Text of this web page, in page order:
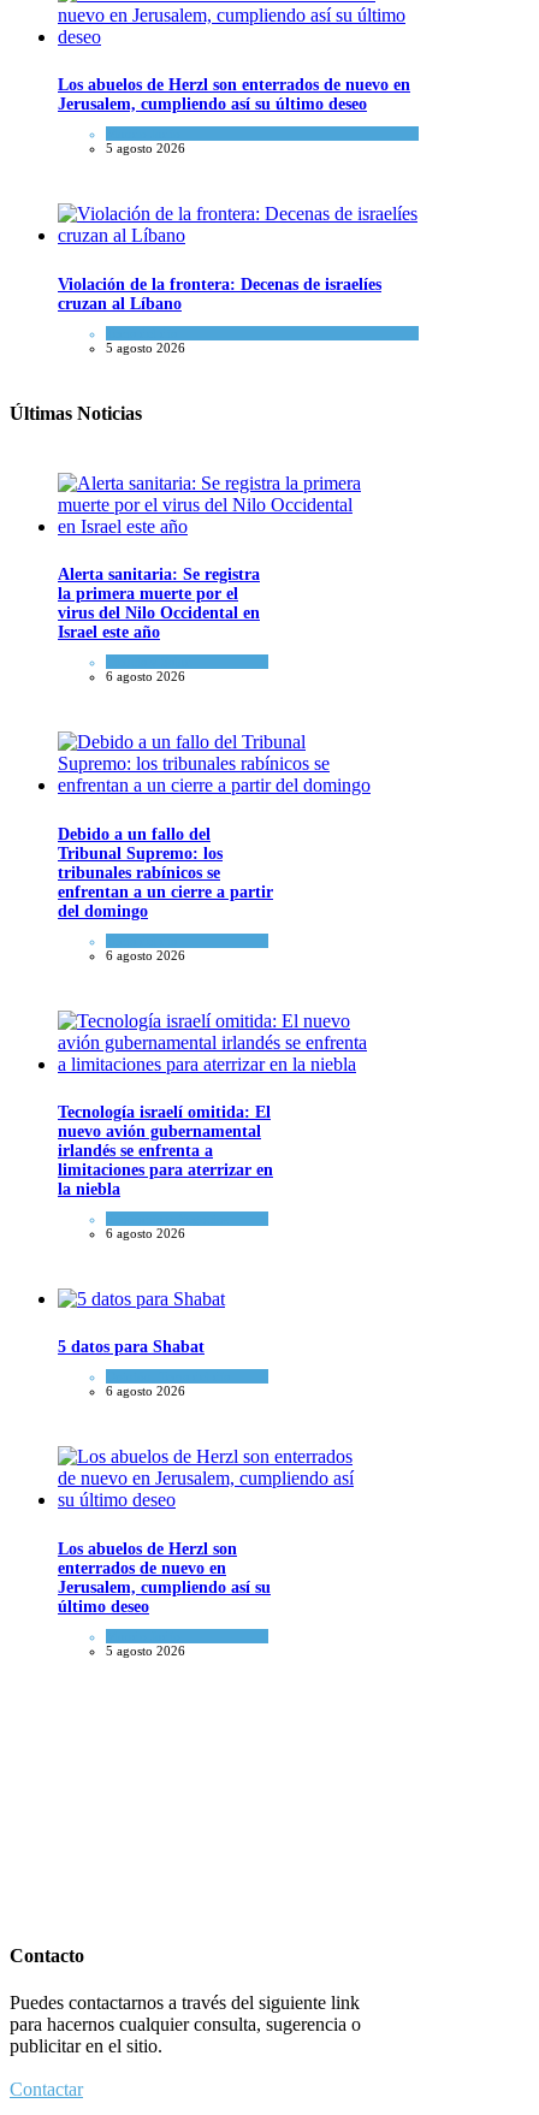
Los abuelos de Herzl son enterrados de nuevo en
Jerusalem, cumpliendo así su último deseo
5 agosto 2026
Violación de la frontera: Decenas de israelíes
cruzan al Líbano
5 agosto 2026
Últimas Noticias
Alerta sanitaria: Se registra
la primera muerte por el
virus del Nilo Occidental en
Israel este año
6 agosto 2026
Debido a un fallo del
Tribunal Supremo: los
tribunales rabínicos se
enfrentan a un cierre a partir
del domingo
6 agosto 2026
Tecnología israelí omitida: El
nuevo avión gubernamental
irlandés se enfrenta a
limitaciones para aterrizar en
la niebla
6 agosto 2026
5 datos para Shabat
6 agosto 2026
Los abuelos de Herzl son
enterrados de nuevo en
Jerusalem, cumpliendo así su
último deseo
5 agosto 2026
Contacto
Puedes contactarnos a través del siguiente link
para hacernos cualquier consulta, sugerencia o
publicitar en el sitio.
Contactar